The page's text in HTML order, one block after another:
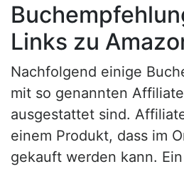
Links zu
Nachfolgend einige
mit so genannten
ausgestattet sind.
einem Produkt, dass im
gekauft werden kann.